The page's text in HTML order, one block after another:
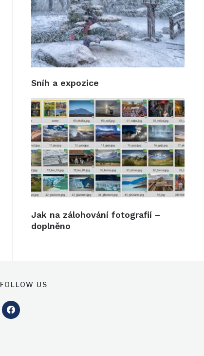
Sníh a expozice
Jak na zálohování fotografií –
doplněno
FOLLOW US
facebook